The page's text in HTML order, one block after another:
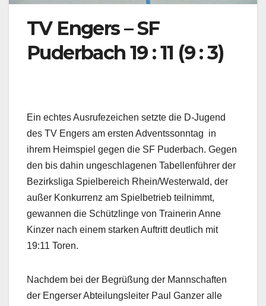
TV Engers – SF
Puderbach 19 : 11 (9 : 3)
Ein echtes Ausrufezeichen setzte die D-Jugend
des TV Engers am ersten Adventssonntag in
ihrem Heimspiel gegen die SF Puderbach. Gegen
den bis dahin ungeschlagenen Tabellenführer der
Bezirksliga Spielbereich Rhein/Westerwald, der
außer Konkurrenz am Spielbetrieb teilnimmt,
gewannen die Schützlinge von Trainerin Anne
Kinzer nach einem starken Auftritt deutlich mit
19:11 Toren.
Nachdem bei der Begrüßung der Mannschaften
der Engerser Abteilungsleiter Paul Ganzer alle